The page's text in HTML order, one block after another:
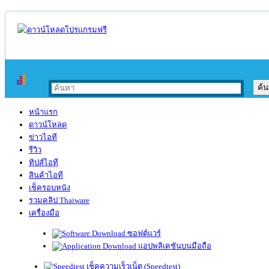
หน้าแรก
ดาวน์โหลด
ข่าวไอที
รีวิว
ทิปส์ไอที
สินค้าไอที
เช็ครอบหนัง
รวมคลิป Thaiware
เครื่องมือ
ซอฟต์แวร์
แอปพลิเคชันบนมือถือ
เช็คความเร็วเน็ต (Speedtest)